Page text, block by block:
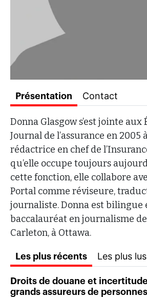
Présentation Contact
Donna Glasgow s’est jointe
Journal de l’assurance en 2005
rédactrice en chef de
qu’elle occupe toujours
cette fonction, elle collabore
Portal comme réviseure,
journaliste. Donna est bilingue
baccalauréat en journalisme
Carleton, à Ottawa.
Les plus récents Les plus lus
Droits de douane et
grands assureurs de